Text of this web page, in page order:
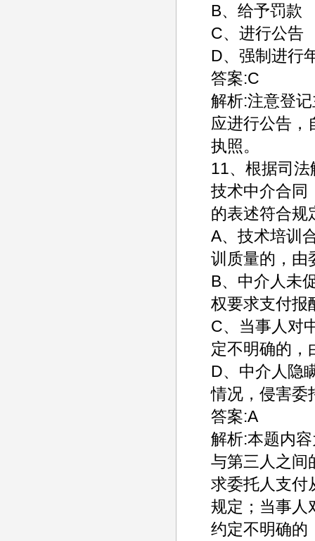
B、给予罚款
C、进行公告
D、强制进行
答案:C
解析:注意登
应进行公告，
执照。
11、根据司
技术中介合同
的表述符合规
A、技术培训
训质量的，由
B、中介人未
权要求支付报
C、当事人对
定不明确的，
D、中介人隐
情况，侵害委
答案:A
解析:本题内
与第三人之间
求委托人支付
规定；当事人
约定不明确的